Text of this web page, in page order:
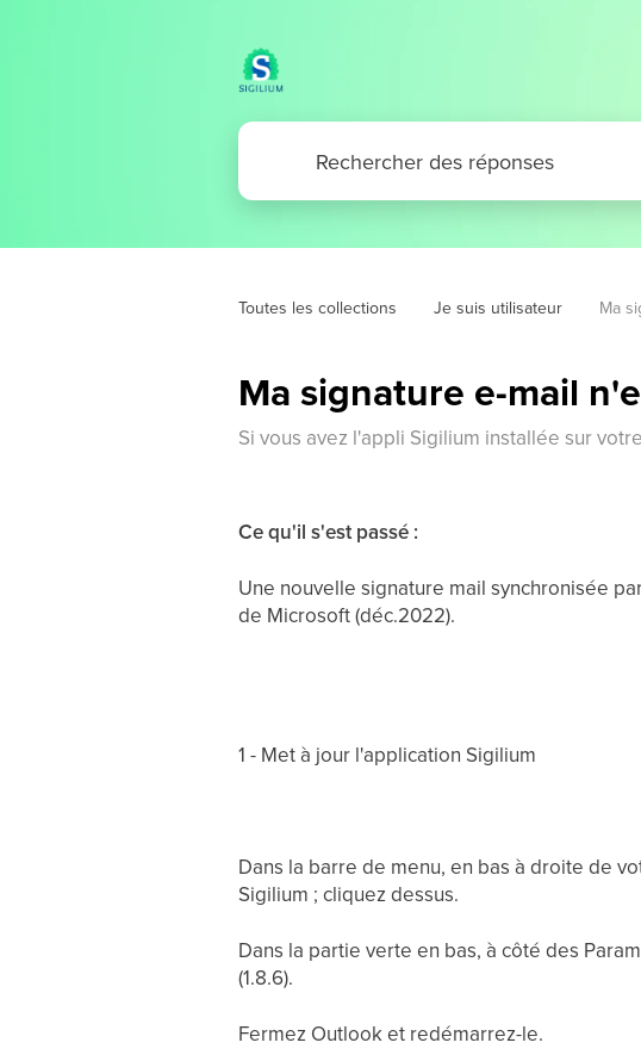
Toutes les collections Je suis utilisateur Ma
Ma signature e-mail
Si vous avez l'appli Sigilium installée sur
Ce qu'il s'est passé :
Une nouvelle signature mail synchronisée
de Microsoft (déc.2022).
1 - Met à jour l'application Sigilium
Dans la barre de menu, en bas à droite de
Sigilium ; cliquez dessus.
Dans la partie verte en bas, à côté des
(1.8.6).
Fermez Outlook et redémarrez-le.